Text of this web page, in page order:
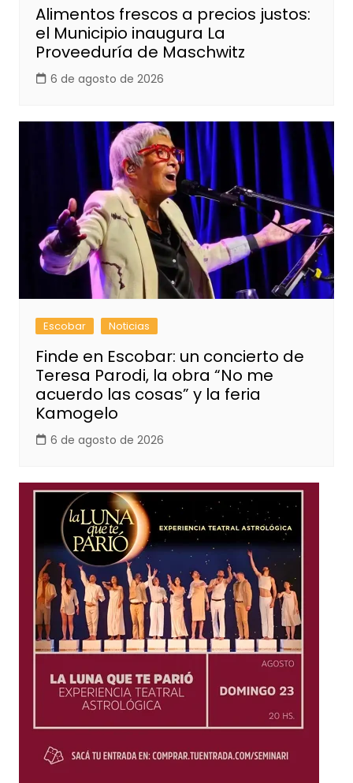
Alimentos frescos a precios justos:
el Municipio inaugura La
Proveeduría de Maschwitz
6 de agosto de 2026
Escobar Noticias
Finde en Escobar: un concierto de
Teresa Parodi, la obra “No me
acuerdo las cosas” y la feria
Kamogelo
6 de agosto de 2026